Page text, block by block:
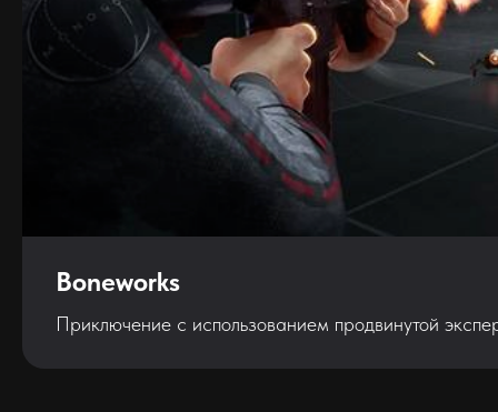
Boneworks
Приключение с использованием продвинутой